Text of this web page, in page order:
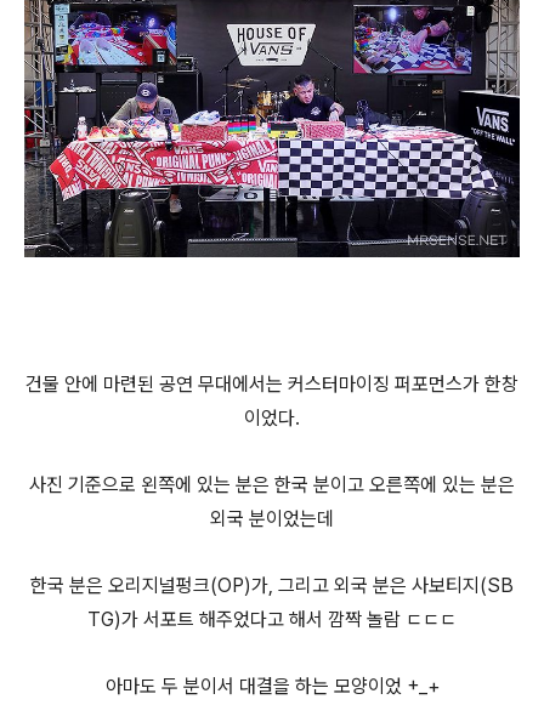
건물 안에 마련된 공연 무대에서는 커스터마이징 퍼포먼스가 한창
이었다.
사진 기준으로 왼쪽에 있는 분은 한국 분이고 오른쪽에 있는 분은
외국 분이었는데
한국 분은 오리지널펑크(OP)가, 그리고 외국 분은 사보티지(SB
TG)가 서포트 해주었다고 해서 깜짝 놀람 ㄷㄷㄷ
아마도 두 분이서 대결을 하는 모양이었 +_+